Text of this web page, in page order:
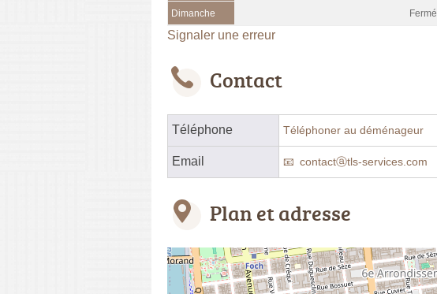
Dimanche Fermé
Signaler une erreur
Contact
Téléphone Téléphoner au déménageur
Email contactⓐtls-services.com
Plan et adresse